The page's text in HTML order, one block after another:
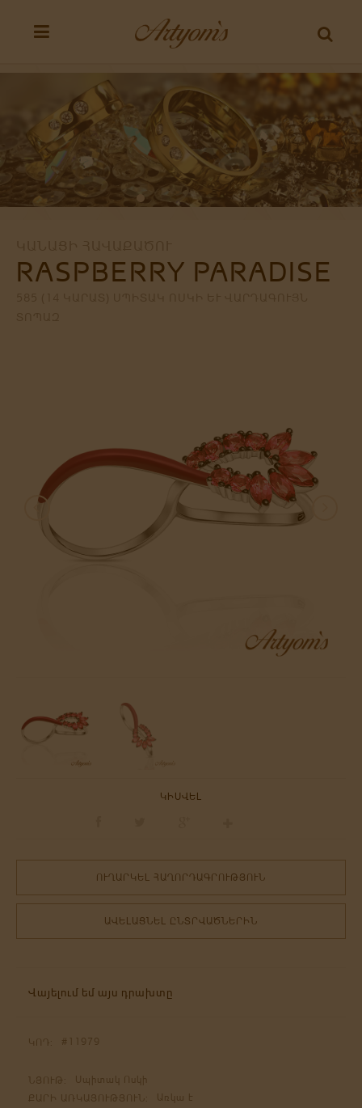
RASPBERRY PARADISE
ԿԻՍՎԵԼ
ՈՒՂԱՐԿԵԼ ՀԱՂՈՐԴԱԳՐՈՒԹՅՈՒՆ
ԱՎԵԼԱՑՆԵԼ ԸՆՏՐՎԱԾՆԵՐԻՆ
Վայելում եմ այս դրախտը
ԿՈԴ: #11979
ՆՅՈՒԹ:
Սպիտակ Ոսկի
ՔԱՐԻ ԱՌԿԱՅՈՒԹՅՈՒՆ:
Առկա է